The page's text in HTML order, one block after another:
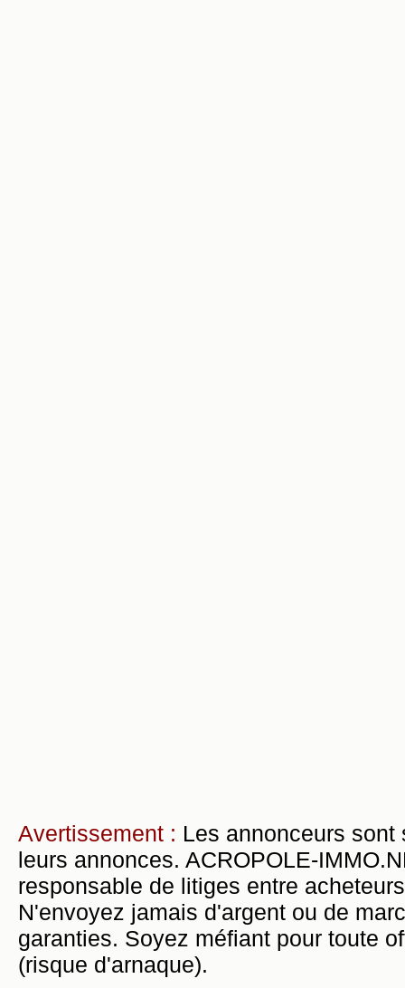
Avertissement : Les annonceurs
leurs annonces. ACROPOLE-
responsable de litiges entre
N'envoyez jamais d'argent ou de
garanties. Soyez méfiant pour toute
(risque d'arnaque).